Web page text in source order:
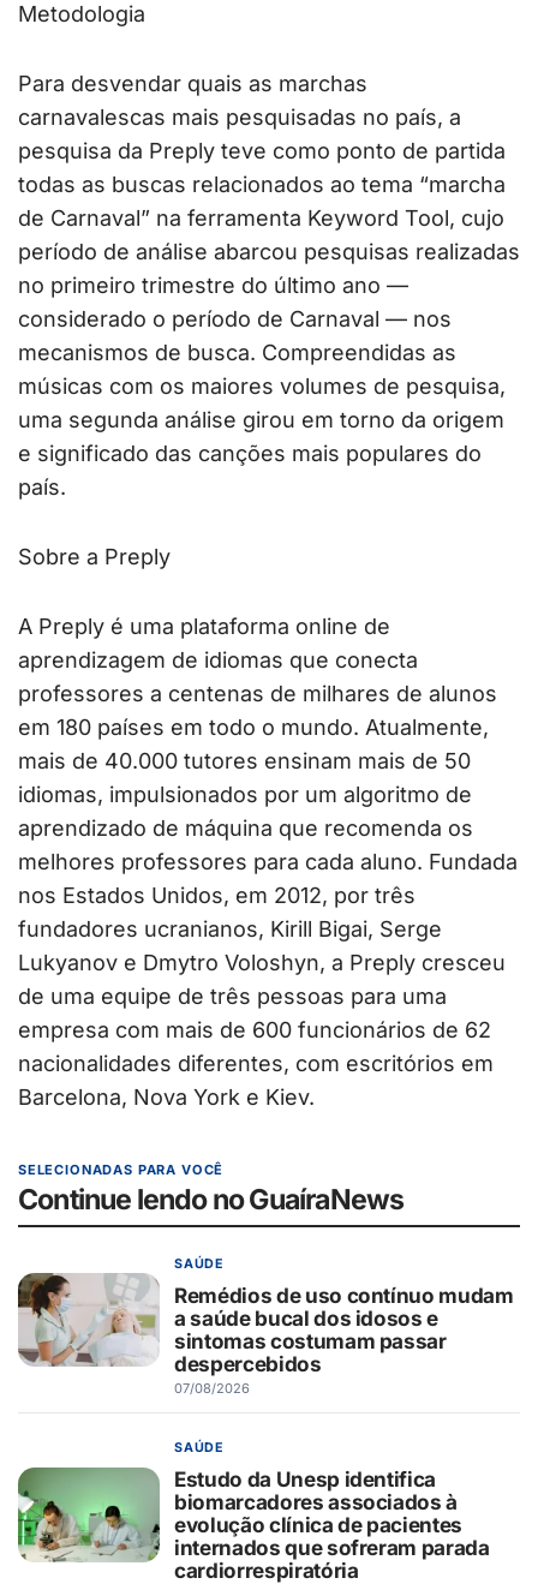
Metodologia
Para desvendar quais as marchas
carnavalescas mais pesquisadas no país, a
pesquisa da Preply teve como ponto de partida
todas as buscas relacionados ao tema “marcha
de Carnaval” na ferramenta Keyword Tool, cujo
período de análise abarcou pesquisas realizadas
no primeiro trimestre do último ano —
considerado o período de Carnaval — nos
mecanismos de busca. Compreendidas as
músicas com os maiores volumes de pesquisa,
uma segunda análise girou em torno da origem
e significado das canções mais populares do
país.
Sobre a Preply
A Preply é uma plataforma online de
aprendizagem de idiomas que conecta
professores a centenas de milhares de alunos
em 180 países em todo o mundo. Atualmente,
mais de 40.000 tutores ensinam mais de 50
idiomas, impulsionados por um algoritmo de
aprendizado de máquina que recomenda os
melhores professores para cada aluno. Fundada
nos Estados Unidos, em 2012, por três
fundadores ucranianos, Kirill Bigai, Serge
Lukyanov e Dmytro Voloshyn, a Preply cresceu
de uma equipe de três pessoas para uma
empresa com mais de 600 funcionários de 62
nacionalidades diferentes, com escritórios em
Barcelona, Nova York e Kiev.
SELECIONADAS PARA VOCÊ
Continue lendo no GuaíraNews
SAÚDE
Remédios de uso contínuo mudam
a saúde bucal dos idosos e
sintomas costumam passar
despercebidos
07/08/2026
SAÚDE
Estudo da Unesp identifica
biomarcadores associados à
evolução clínica de pacientes
internados que sofreram parada
cardiorrespiratória